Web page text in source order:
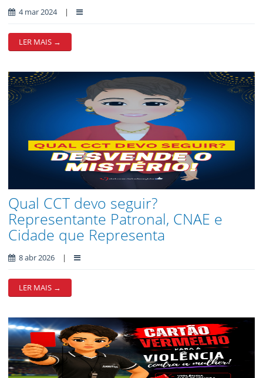
4 mar 2024 |
LER MAIS →
Qual CCT devo seguir?
Representante Patronal, CNAE e
Cidade que Representa
8 abr 2026 |
LER MAIS →